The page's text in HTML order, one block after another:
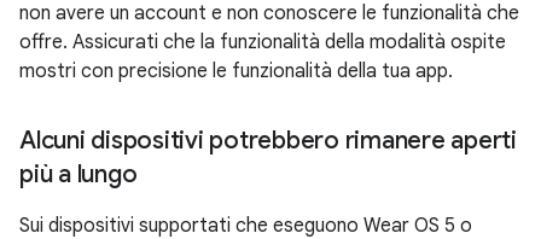
non avere un account e non conoscere le funzionalità che
offre. Assicurati che la funzionalità della modalità ospite
mostri con precisione le funzionalità della tua app.
Alcuni dispositivi potrebbero rimanere aperti
più a lungo
Sui dispositivi supportati che eseguono Wear OS 5 o